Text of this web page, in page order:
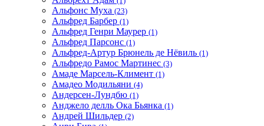
Альфонс Муха (23)
Альфред Барбер (1)
Альфред Генри Маурер (1)
Альфред Парсонс (1)
Альфред-Артур Брюнель де Нёвиль (1)
Альфредо Рамос Мартинес (3)
Амаде Марсель-Климент (1)
Амадео Модильяни (4)
Андерсен-Лундбю (1)
Анджело делль Ока Бьянка (1)
Андрей Шильдер (2)